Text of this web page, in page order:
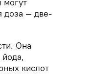
доза — две-
Она
кислот